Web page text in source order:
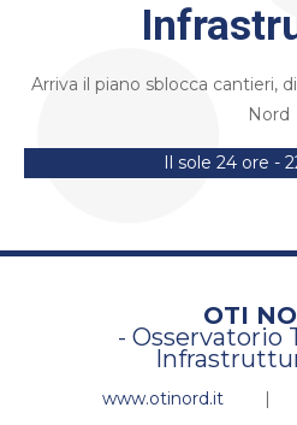
Arriva il piano sblocca cantieri,
Nord
Il sole 24 ore -
OTI
- Osservatorio
www.otinord.it |